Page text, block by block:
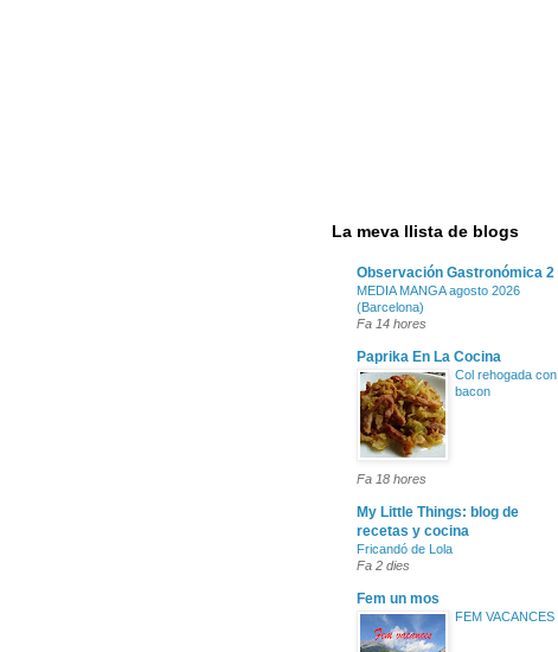
La meva llista de blogs
Observación Gastronómica 2
MEDIA MANGA agosto 2026
(Barcelona)
Fa 14 hores
Paprika En La Cocina
Col rehogada con
bacon
Fa 18 hores
My Little Things: blog de
recetas y cocina
Fricandó de Lola
Fa 2 dies
Fem un mos
FEM VACANCES